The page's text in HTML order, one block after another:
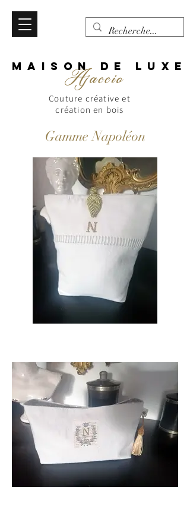
MAISON DE LUXE
Ajaccio
Couture créative et
création en bois
Gamme Napoléon